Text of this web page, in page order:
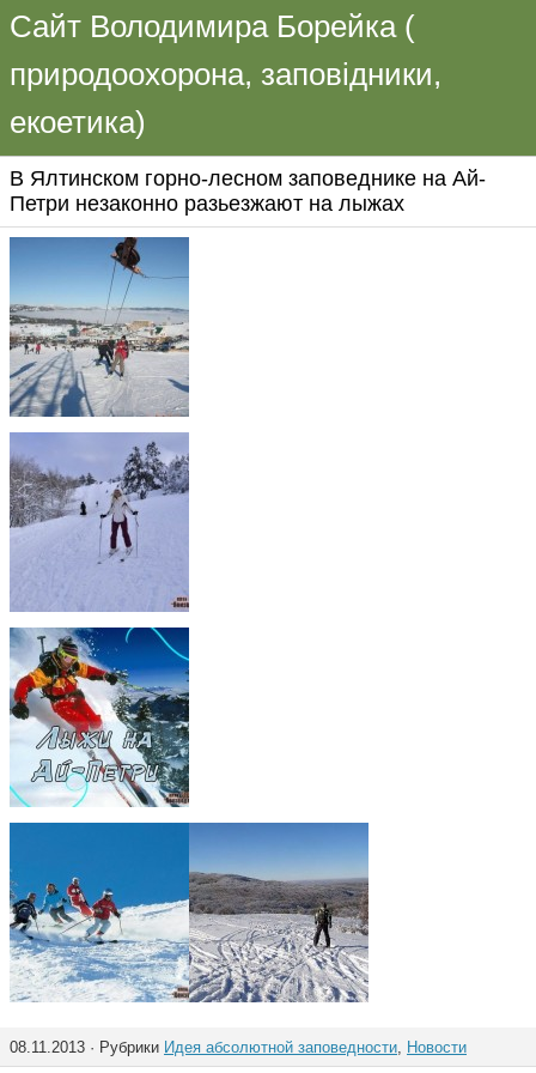
Сайт Володимира Борейка (
природоохорона, заповідники,
екоетика)
В Ялтинском горно-лесном заповеднике на Ай-
Петри незаконно разьезжают на лыжах
08.11.2013 · Рубрики Идея абсолютной заповедности, Новости